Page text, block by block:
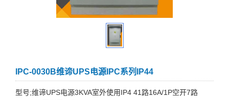
IPC-0030B维谛UPS电源IPC系列IP44
型号;维谛UPS电源3KVA室外使用IP4 41路16A/1P空开7路